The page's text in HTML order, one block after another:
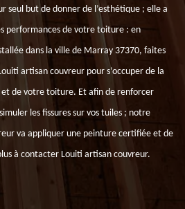
seul but de donner de l’esthétique ; elle a
performances de votre toiture : en
dans la ville de Marray 37370, faites
artisan couvreur pour s’occuper de la
et de votre toiture. Et afin de renforcer
les fissures sur vos tuiles ; notre
va appliquer une peinture certifiée et de
à contacter Louiti artisan couvreur.